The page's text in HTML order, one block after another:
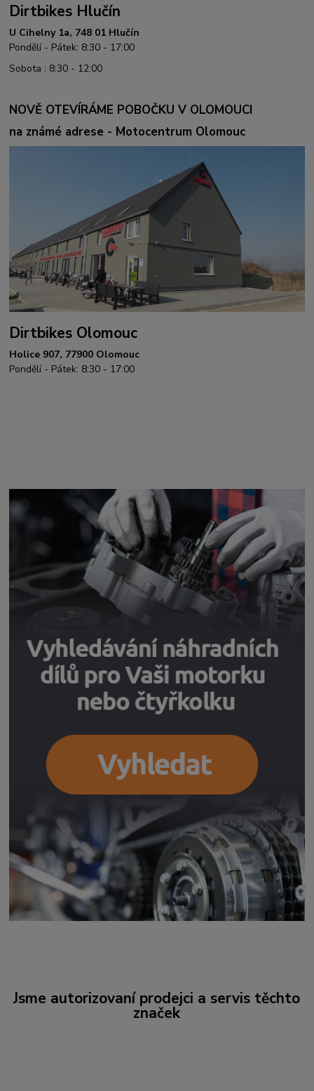
Dirtbikes Hlučín
U Cihelny 1a, 748 01 Hlučín
Pondělí - Pátek: 8:30 - 17:00
Sobota : 8:30 - 12:00
NOVĚ OTEVÍRÁME POBOČKU V OLOMOUCI
na známé adrese - Motocentrum Olomouc
Dirtbikes Olomouc
Holice 907, 77900 Olomouc
Pondělí - Pátek: 8:30 - 17:00
Jsme autorizovaní prodejci a servis těchto
značek